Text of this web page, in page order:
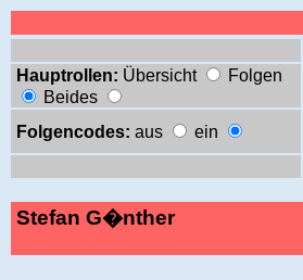
Hauptrollen: Übersicht
Folgen
Beides
Folgencodes: aus ein
Stefan G�nther